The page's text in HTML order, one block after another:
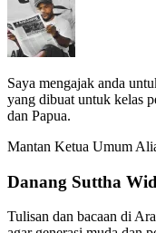
Saya mengajak anda
yang dibuat untuk kelas
dan Papua.
Mantan Ketua Umum
Danang Suttha
Tulisan dan bacaan di